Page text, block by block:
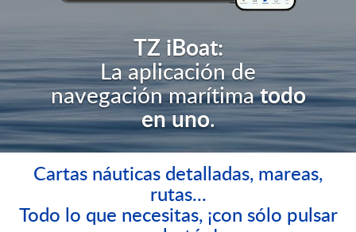
TZ iBoat:
La aplicación de
navegación marítimatodo
en uno.
Cartas náuticas detalladas, mareas,
rutas...
Todo lo que necesitas, ¡con sólo pulsar